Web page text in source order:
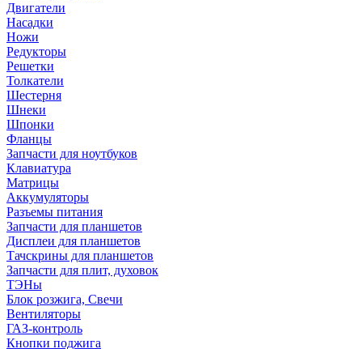
Двигатели
Насадки
Ножи
Редукторы
Решетки
Толкатели
Шестерня
Шнеки
Шпонки
Фланцы
Запчасти для ноутбуков
Клавиатура
Матрицы
Аккумуляторы
Разъемы питания
Запчасти для планшетов
Дисплеи для планшетов
Тачскрины для планшетов
Запчасти для плит, духовок
ТЭНы
Блок розжига, Свечи
Вентиляторы
ГАЗ-контроль
Кнопки поджига